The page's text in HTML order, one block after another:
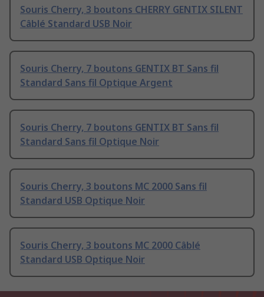
Souris Cherry, 3 boutons CHERRY GENTIX SILENT
Câblé Standard USB Noir
Souris Cherry, 7 boutons GENTIX BT Sans fil
Standard Sans fil Optique Argent
Souris Cherry, 7 boutons GENTIX BT Sans fil
Standard Sans fil Optique Noir
Souris Cherry, 3 boutons MC 2000 Sans fil
Standard USB Optique Noir
Souris Cherry, 3 boutons MC 2000 Câblé
Standard USB Optique Noir